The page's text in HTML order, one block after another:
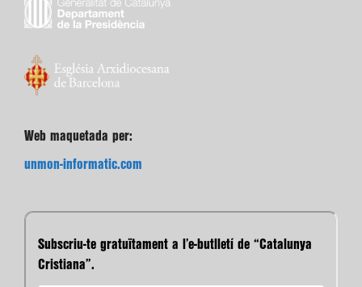
Web maquetada per:
unmon-informatic.com
Subscriu-te gratuïtament a l’e-butlletí de “Catalunya
Cristiana”.